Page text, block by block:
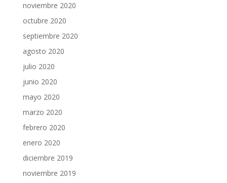
noviembre 2020
octubre 2020
septiembre 2020
agosto 2020
julio 2020
junio 2020
mayo 2020
marzo 2020
febrero 2020
enero 2020
diciembre 2019
noviembre 2019